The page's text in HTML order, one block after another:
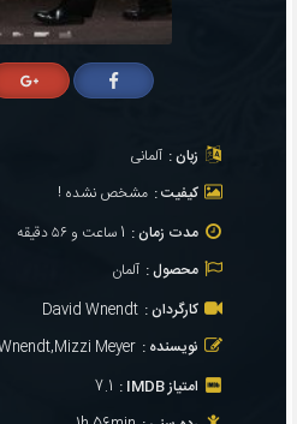
زبان : آلمانی
کیفیت : مشخص نشده !
مدت زمان : 1 ساعت و ۵۶ دقیقه
محصول : آلمان
کارگردان : David Wnendt
نویسنده : Meyer
امتیاز IMDB :
7.1